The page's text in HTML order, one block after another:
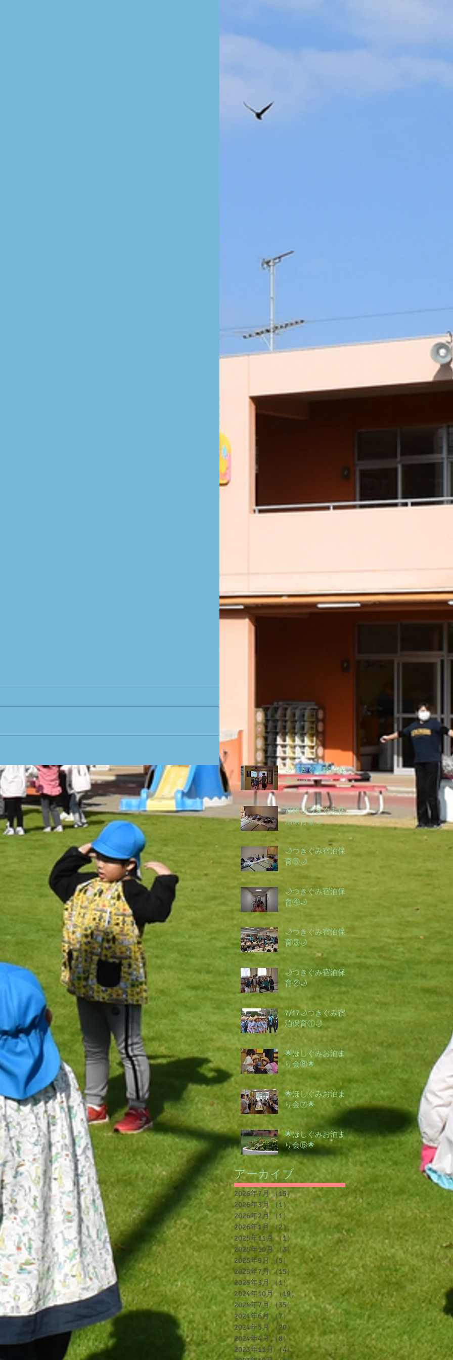
🌙つきぐみ宿泊保
育⑦🌙
7/18🌙つきぐみ宿
泊保育⑥🌙
🌙つきぐみ宿泊保
育⑤🌙
🌙つきぐみ宿泊保
育④🌙
🌙つきぐみ宿泊保
育③🌙
🌙つきぐみ宿泊保
育②🌙
7/17🌙つきぐみ宿
泊保育①🌙
🌟ほしぐみお泊ま
り会⑧🌟
🌟ほしぐみお泊ま
り会⑦🌟
🌟ほしぐみお泊ま
り会⑥🌟
アーカイブ
2026年7月 （15）15件の記事
2026年3月
（1）1件の記事
2026年2月 （1）1件の記事
2026年1月 （2） 2件の記事
2025年11月 （1）1件の記事
2025年10月 （3） 3件の記事
2025年9月 （5）
5件の記事
2025年7月 （15） 15件の記事
2025年3月
（1）1件の記事
2024年10月 （19）
19件の記事
2024年7月 （35）
35件の記事
2024年6月 （7）7件の記事
2024年5月 （20）20件の記事
2024年4月 （8）8件の記事
2023年11月
（4）
4件の記事